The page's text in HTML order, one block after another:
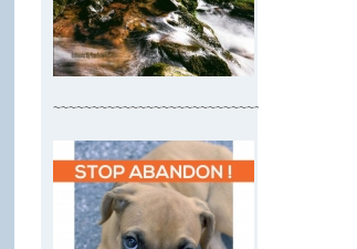
~~~~~~~~~~~~~~~~~~~~~~~~~~~~~~~~~